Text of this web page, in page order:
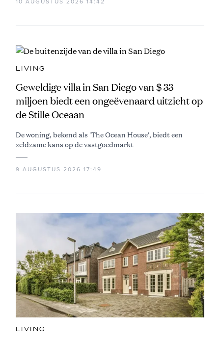
LIVING
Geweldige villa in San Diego van $ 33
miljoen biedt een ongeëvenaard uitzicht op
de Stille Oceaan
De woning, bekend als 'The Ocean House', biedt een
zeldzame kans op de vastgoedmarkt
9 AUGUSTUS 2026 17:49
LIVING